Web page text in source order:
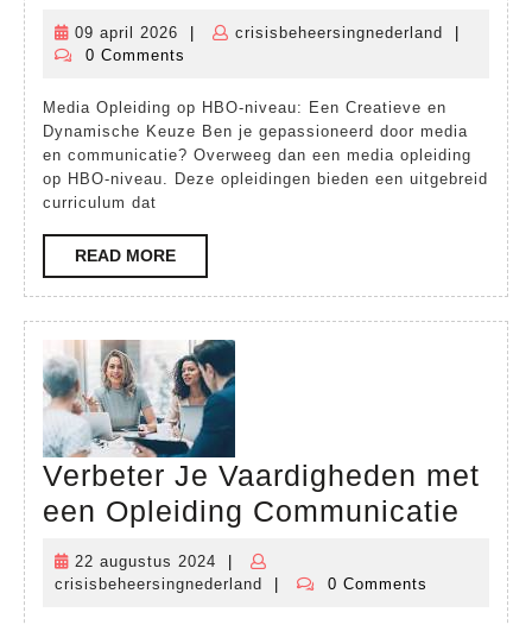
Creatieve
van
Media:
HBO
de
09 april 2026
09
april
crisisbeheersingnederland
0 Comments
Media Opleiding op HBO-niveau: Een Creatieve en
Dynamische Keuze Ben je gepassioneerd door media
en communicatie? Overweeg dan een media opleiding
op HBO-niveau. Deze opleidingen bieden een uitgebreid
curriculum dat
READ MOREREAD
MORE
Verbeter Je Vaardigheden met
een Opleiding Communicatie
met
22 augustus 2024
22
augustus
crisisbeheersingnederland
crisisbeheersingnederland
0 Comments